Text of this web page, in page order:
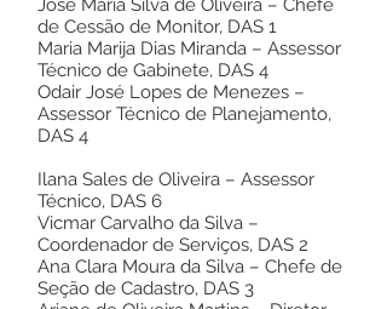
José Maria Silva de Oliveira – Chefe
de Cessão de Monitor, DAS 1
Maria Marija Dias Miranda – Assessor
Técnico de Gabinete, DAS 4
Odair José Lopes de Menezes –
Assessor Técnico de Planejamento,
DAS 4
Ilana Sales de Oliveira – Assessor
Técnico, DAS 6
Vicmar Carvalho da Silva –
Coordenador de Serviços, DAS 2
Ana Clara Moura da Silva – Chefe de
Seção de Cadastro, DAS 3